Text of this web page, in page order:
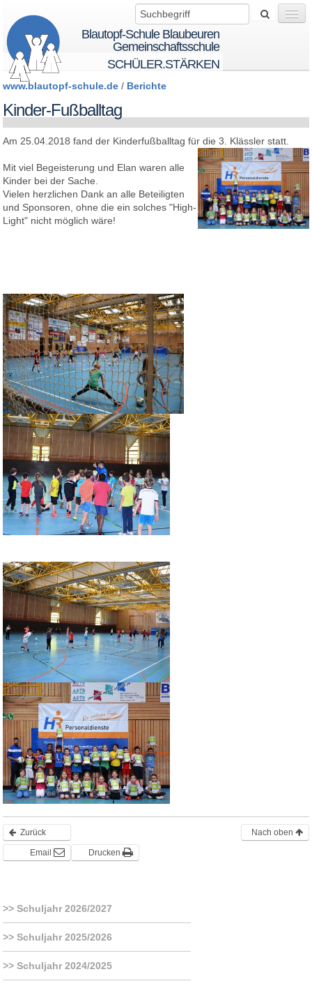
Blautopf-Schule Blaubeuren
Gemeinschaftsschule
SCHÜLER.STÄRKEN
Startseite
BTS - BeTheSolution
Eltern
Berichte
Förderverein
www.blautopf-schule.de / Berichte
Kinder-Fußballtag
Am 25.04.2018 fand der Kinderfußballtag für die 3. Klässler statt.
Mit viel Begeisterung und Elan waren alle
Kinder bei der Sache.
Vielen herzlichen Dank an alle Beteiligten
und Sponsoren, ohne die ein solches "High-
Light" nicht möglich wäre!
Zurück Nach oben
Email Drucken
Schuljahr 2026/2027
Schuljahr 2025/2026
Schuljahr 2024/2025